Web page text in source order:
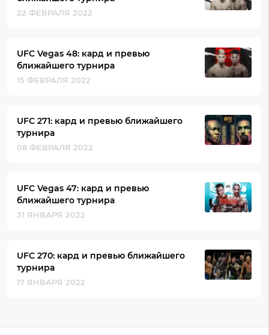
22 ФЕВРАЛЯ 2022
UFC Vegas 48: кард и превью
ближайшего турнира
15 ФЕВРАЛЯ 2022
UFC 271: кард и превью ближайшего
турнира
08 ФЕВРАЛЯ 2022
UFC Vegas 47: кард и превью
ближайшего турнира
31 ЯНВАРЯ 2022
UFC 270: кард и превью ближайшего
турнира
17 ЯНВАРЯ 2022